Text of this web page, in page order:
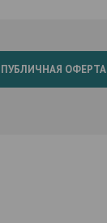
ПУБЛИЧНАЯ ОФЕРТА